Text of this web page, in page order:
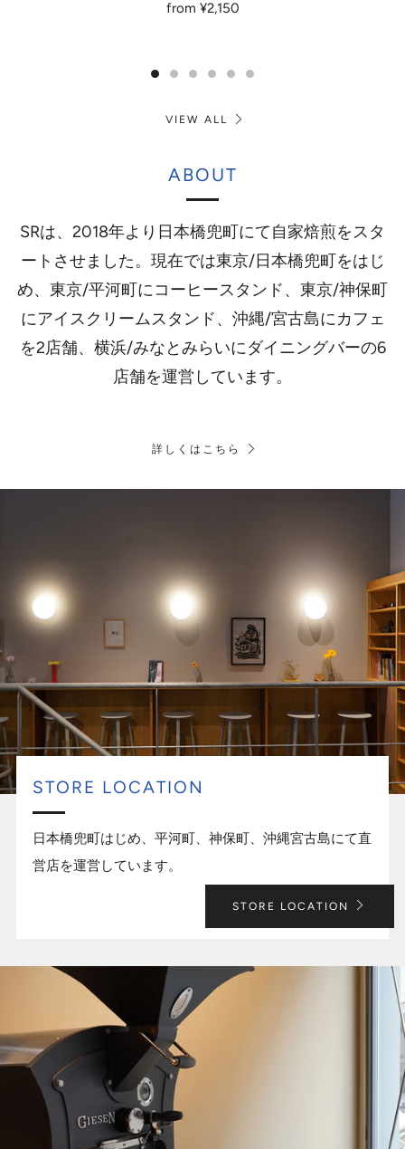
from ¥2,150
VIEW ALL
ABOUT
SRは、2018年より日本橋兜町にて自家焙煎をスタ
ートさせました。現在では東京/日本橋兜町をはじ
め、東京/平河町にコーヒースタンド、東京/神保町
にアイスクリームスタンド、沖縄/宮古島にカフェ
を2店舗、横浜/みなとみらいにダイニングバーの6
店舗を運営しています。
詳しくはこちら
STORE LOCATION
日本橋兜町はじめ、平河町、神保町、沖縄宮古島にて直
営店を運営しています。
STORE LOCATION